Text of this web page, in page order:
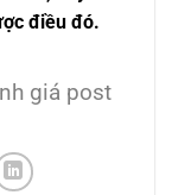
điều đó.
giá post